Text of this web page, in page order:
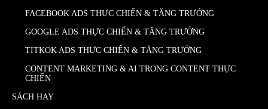
FACEBOOK ADS THỰC CHIẾN & TĂNG TRƯỞNG
GOOGLE ADS THỰC CHIẾN & TĂNG TRƯỞNG
TITKOK ADS THỰC CHIẾN & TĂNG TRƯỞNG
CONTENT MARKETING & AI TRONG CONTENT THỰC
CHIẾN
SÁCH HAY